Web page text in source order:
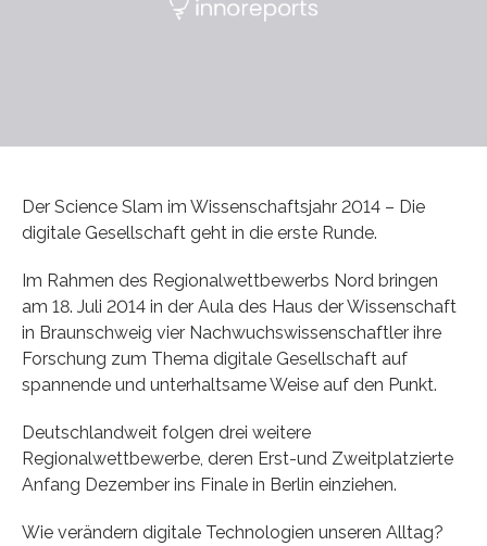
Der Science Slam im Wissenschaftsjahr 2014 – Die
digitale Gesellschaft geht in die erste Runde.
Im Rahmen des Regionalwettbewerbs Nord bringen
am 18. Juli 2014 in der Aula des Haus der Wissenschaft
in Braunschweig vier Nachwuchswissenschaftler ihre
Forschung zum Thema digitale Gesellschaft auf
spannende und unterhaltsame Weise auf den Punkt.
Deutschlandweit folgen drei weitere
Regionalwettbewerbe, deren Erst-und Zweitplatzierte
Anfang Dezember ins Finale in Berlin einziehen.
Wie verändern digitale Technologien unseren Alltag?